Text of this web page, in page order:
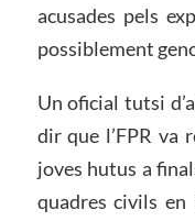
acusades pels
possiblement
Un oficial tutsi
dir que l’FPR va
joves hutus a
quadres civils en